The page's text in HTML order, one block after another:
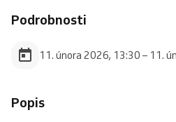
Podrobnosti
11. února 2026, 13:30 – 11.
Popis